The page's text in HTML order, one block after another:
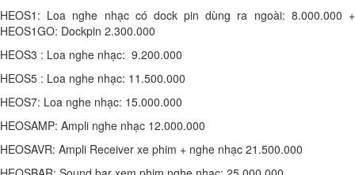
HEOS1: Loa nghe nhạc có dock pin dùng ra ngoài: 8.000.000 +
HEOS1GO: Dockpin 2.300.000
HEOS3 : Loa nghe nhạc: 9.200.000
HEOS5 : Loa nghe nhạc: 11.500.000
HEOS7: Loa nghe nhạc: 15.000.000
HEOSAMP: Ampli nghe nhạc 12.000.000
HEOSAVR: Ampli Receiver xe phim + nghe nhạc 21.500.000